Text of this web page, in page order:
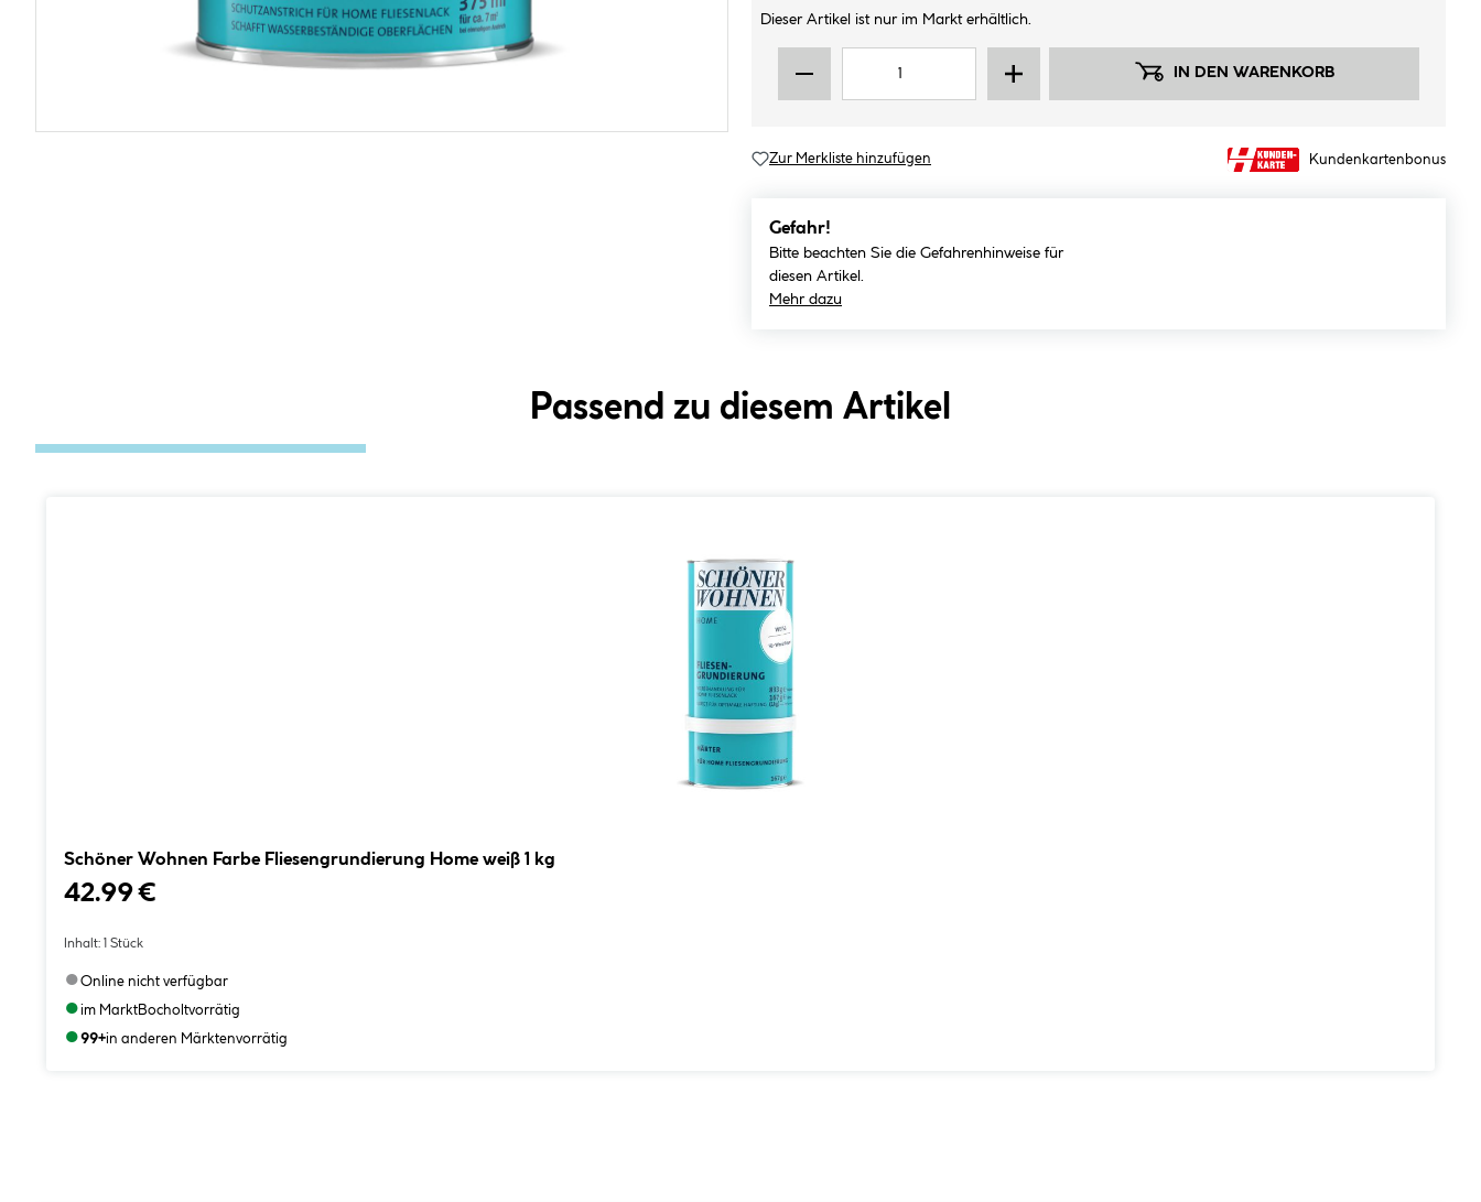
Dieser Artikel ist nur im Markt erhältlich.
IN DEN WARENKORB
Zur Merkliste hinzufügen Kundenkartenbonus
Gefahr!
Bitte beachten Sie die Gefahrenhinweise für
diesen Artikel.
Mehr dazu
Passend zu diesem Artikel
Schöner Wohnen Farbe Fliesengrundierung Home weiß 1 kg
42.99 €
Inhalt: 1 Stück
●Online nicht verfügbar
●im MarktBocholtvorrätig
●99+in anderen Märktenvorrätig